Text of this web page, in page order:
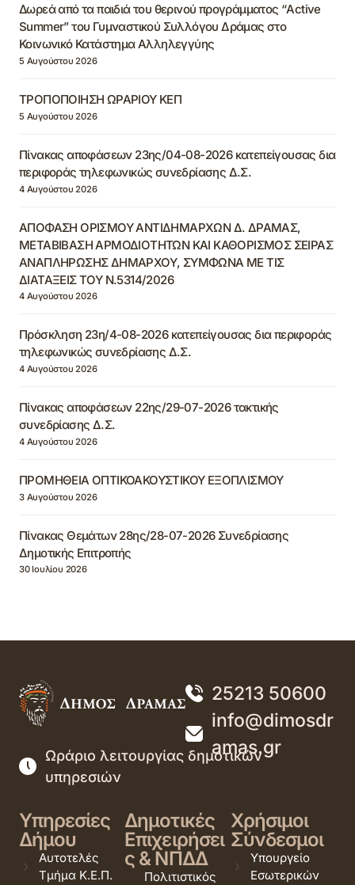
Δωρεά από τα παιδιά του θερινού προγράμματος “Active
Summer” του Γυμναστικού Συλλόγου Δράμας στο
Κοινωνικό Κατάστημα Αλληλεγγύης
5 Αυγούστου 2026
ΤΡΟΠΟΠΟΙΗΣΗ ΩΡΑΡΙΟΥ ΚΕΠ
5 Αυγούστου 2026
Πίνακας αποφάσεων 23ης/04-08-2026 κατεπείγουσας δια
περιφοράς τηλεφωνικώς συνεδρίασης Δ.Σ.
4 Αυγούστου 2026
ΑΠΟΦΑΣΗ ΟΡΙΣΜΟΥ ΑΝΤΙΔΗΜΑΡΧΩΝ Δ. ΔΡΑΜΑΣ,
ΜΕΤΑΒΙΒΑΣΗ ΑΡΜΟΔΙΟΤΗΤΩΝ ΚΑΙ ΚΑΘΟΡΙΣΜΟΣ ΣΕΙΡΑΣ
ΑΝΑΠΛΗΡΩΣΗΣ ΔΗΜΑΡΧΟΥ, ΣΥΜΦΩΝΑ ΜΕ ΤΙΣ
ΔΙΑΤΑΞΕΙΣ ΤΟΥ Ν.5314/2026
4 Αυγούστου 2026
Πρόσκληση 23η/4-08-2026 κατεπείγουσας δια περιφοράς
τηλεφωνικώς συνεδρίασης Δ.Σ.
4 Αυγούστου 2026
Πίνακας αποφάσεων 22ης/29-07-2026 τακτικής
συνεδρίασης Δ.Σ.
4 Αυγούστου 2026
ΠΡΟΜΗΘΕΙΑ ΟΠΤΙΚΟΑΚΟΥΣΤΙΚΟΥ ΕΞΟΠΛΙΣΜΟΥ
3 Αυγούστου 2026
Πίνακας Θεμάτων 28ης/28-07-2026 Συνεδρίασης
Δημοτικής Επιτροπής
30 Ιουλίου 2026
25213 50600
info@dimosdr
amas.gr
Ωράριο λειτουργίας δημοτικών
υπηρεσιών
Υπηρεσίες
Δήμου
Αυτοτελές
Τμήμα Κ.Ε.Π.
Δημοτικές
Επιχειρήσει
ς & ΝΠΔΔ
Πολιτιστικός
Χρήσιμοι
Σύνδεσμοι
Υπουργείο
Εσωτερικών